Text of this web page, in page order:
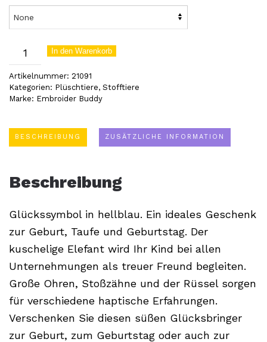
Elefant
blau
(21091)
Menge
In den Warenkorb
Artikelnummer: 21091
Kategorien: Plüschtiere, Stofftiere
Marke: Embroider Buddy
BESCHREIBUNG ZUSÄTZLICHE INFORMATION
Beschreibung
Glückssymbol in hellblau. Ein ideales Geschenk
zur Geburt, Taufe und Geburtstag. Der
kuschelige Elefant wird Ihr Kind bei allen
Unternehmungen als treuer Freund begleiten.
Große Ohren, Stoßzähne und der Rüssel sorgen
für verschiedene haptische Erfahrungen.
Verschenken Sie diesen süßen Glücksbringer
zur Geburt, zum Geburtstag oder auch zur